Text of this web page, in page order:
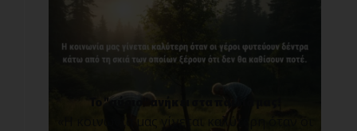
Το "αύριο" ανήκει στα παιδιά μας!
«Η κοινωνία μας γίνεται καλύτερη όταν οι